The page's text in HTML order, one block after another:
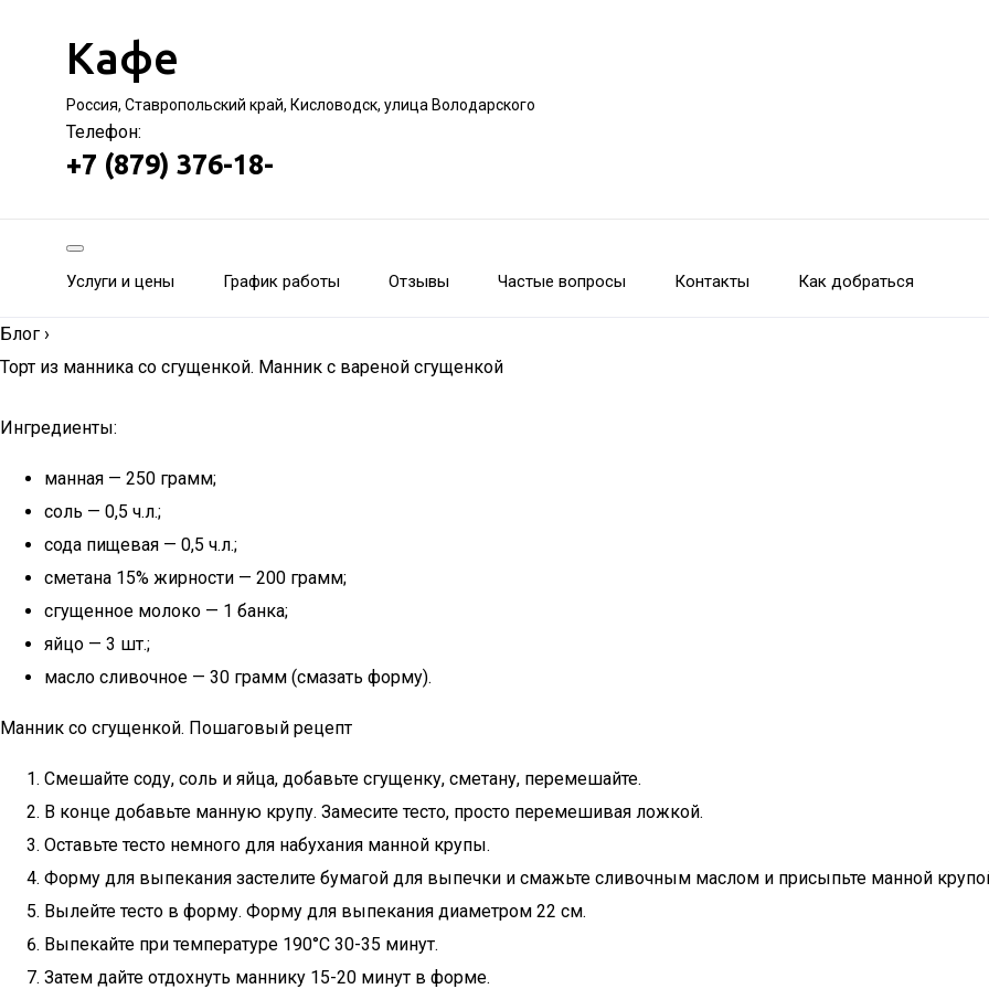
Кафе
Россия, Ставропольский край, Кисловодск, улица Володарского
Телефон:
+7 (879) 376-18-
Услуги и цены График работы Отзывы Частые вопросы Контакты Как добраться
Блог ›
Торт из манника со сгущенкой. Манник с вареной сгущенкой
Ингредиенты:
манная — 250 грамм;
соль — 0,5 ч.л.;
сода пищевая — 0,5 ч.л.;
сметана 15% жирности — 200 грамм;
сгущенное молоко — 1 банка;
яйцо — 3 шт.;
масло сливочное — 30 грамм (смазать форму).
Манник со сгущенкой. Пошаговый рецепт
Смешайте соду, соль и яйца, добавьте сгущенку, сметану, перемешайте.
В конце добавьте манную крупу. Замесите тесто, просто перемешивая ложкой.
Оставьте тесто немного для набухания манной крупы.
Форму для выпекания застелите бумагой для выпечки и смажьте сливочным маслом и присыпьте манной
Вылейте тесто в форму. Форму для выпекания диаметром 22 см.
Выпекайте при температуре 190°С 30-35 минут.
Затем дайте отдохнуть маннику 15-20 минут в форме.